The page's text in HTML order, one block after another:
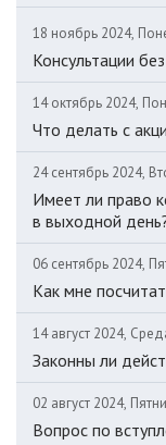
18 ноябрь 2024,
Консультации
14 октябрь 2024,
Что делать с
24 сентябрь 2024,
Имеет ли право
в выходной
06 сентябрь 2024,
Как мне
14 август 2024,
Законны ли
02 август 2024,
Вопрос по